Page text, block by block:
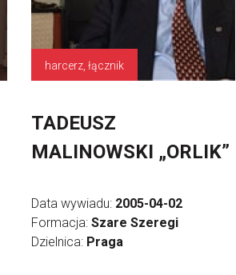
harcerz, łącznik
TADEUSZ
MALINOWSKI „ORLIK”
Data wywiadu: 2005-04-02
Formacja: Szare Szeregi
Dzielnica: Praga